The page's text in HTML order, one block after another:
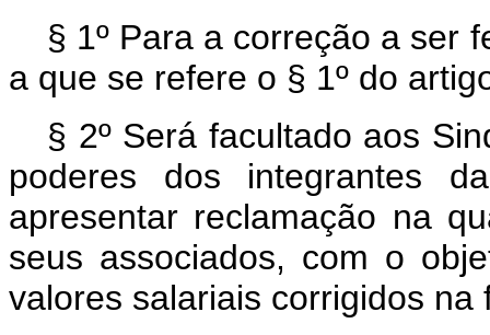
§ 1º Para a correção a ser
a que se refere o § 1º do
§ 2º Será facultado aos
poderes dos integrantes
apresentar reclamação na
seus associados, com o
valores salariais corrigidos na